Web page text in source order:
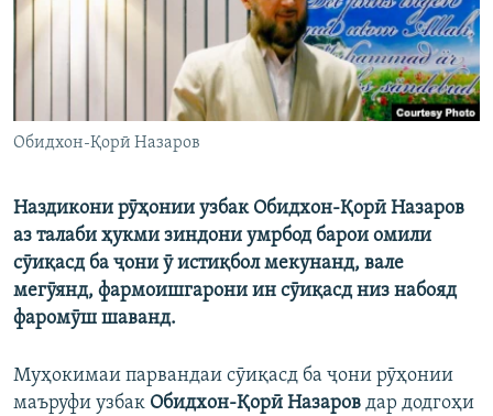
Ҳамаи сомонаҳои RFE/RL
Обидхон-Қорӣ Назаров
Наздикони рӯҳонии узбак Обидхон-Қорӣ Назаров
аз талаби ҳукми зиндони умрбод барои омили
сӯиқасд ба ҷони ӯ истиқбол мекунанд, вале
мегӯянд, фармоишгарони ин сӯиқасд низ набояд
фаромӯш шаванд.
Муҳокимаи парвандаи сӯиқасд ба ҷони рӯҳонии
маъруфи узбак Обидхон-Қорӣ Назаров дар додгоҳи